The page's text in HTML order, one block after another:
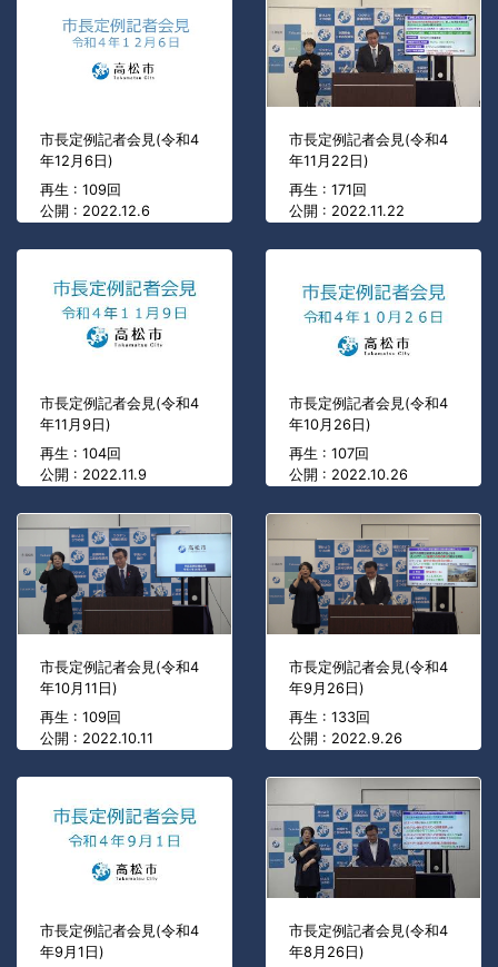
市長定例記者会見(令和4
年12月6日)
再生 : 109回
公開 : 2022.12.6
市長定例記者会見(令和4
年11月22日)
再生 : 171回
公開 : 2022.11.22
市長定例記者会見(令和4
年11月9日)
再生 : 104回
公開 : 2022.11.9
市長定例記者会見(令和4
年10月26日)
再生 : 107回
公開 : 2022.10.26
市長定例記者会見(令和4
年10月11日)
再生 : 109回
公開 : 2022.10.11
市長定例記者会見(令和4
年9月26日)
再生 : 133回
公開 : 2022.9.26
市長定例記者会見(令和4
年9月1日)
市長定例記者会見(令和4
年8月26日)